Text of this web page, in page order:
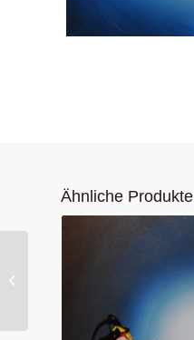
Ähnliche Produkte